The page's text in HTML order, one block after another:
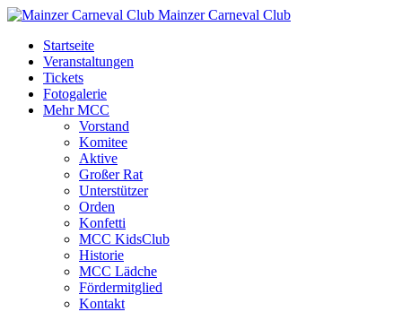
Mainzer Carneval Club
Startseite
Veranstaltungen
Tickets
Fotogalerie
Mehr MCC
Vorstand
Komitee
Aktive
Großer Rat
Unterstützer
Orden
Konfetti
MCC KidsClub
Historie
MCC Lädche
Fördermitglied
Kontakt